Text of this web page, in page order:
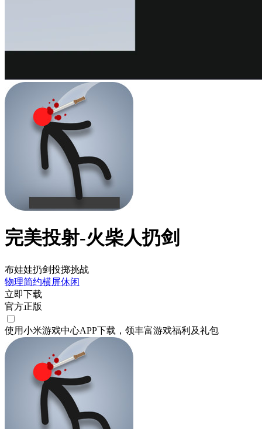
完美投射-火柴人扔剑
布娃娃扔剑投掷挑战
物理简约横屏休闲
立即下载
官方正版
使用小米游戏中心APP下载 ，领丰富游戏福利 及礼包